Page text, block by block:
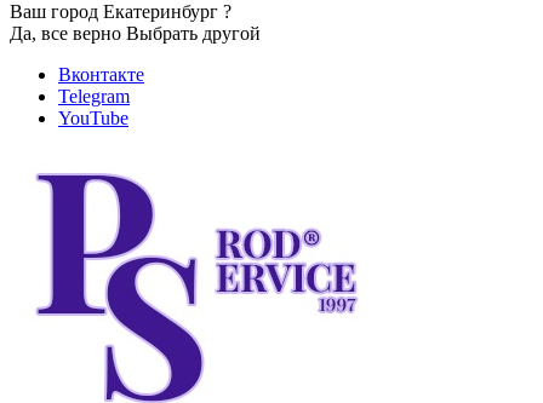
Ваш город Екатеринбург ?
Да, все верно Выбрать другой
Вконтакте
Telegram
YouTube